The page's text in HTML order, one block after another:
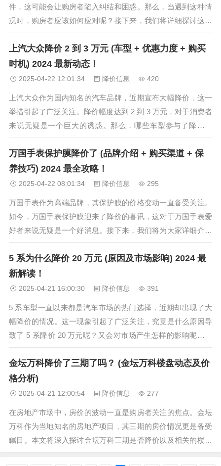
件，这可能会让购房者陷入纠结和困惑。那么，当遇到这种情
况时，购房者应该如何应对呢？接下来，我们将详细探讨这个
问题。 了解降价原因 购房者需要了解开发商降价 40 万的原
因。可能是市场行情变化、项目销售不佳、资金压力等因素导
致。通过了解降价原...
上汽大众降价 2 到 3 万元 (车型 + 优惠力度 + 购买
时机) 2024 最新动态！
2025-04-22 12:01:34 降价信息 420
上汽大众作为国内知名的汽车品牌，近期宣布大幅降价，这一
举措引起了广泛关注。降价幅度达到 2 到 3 万元，对于消费者
来说无疑是一个巨大的诱惑。那么，哪些车型参与了降价活
动？具体的优惠力度有多大？现在购买是否是最佳时机？本文
将为你一一解答。 车型方面： 上汽大众旗下的多款车型都参
与了此次降价活动，包...
万国手表保护膜降价了 (品牌介绍 + 购买渠道 + 保
养技巧) 2024 最全攻略！
2025-04-22 08:01:34 降价信息 295
万国手表作为高端品牌，其保护膜的价格变动一直备受关注。
如今，万国手表保护膜迎来了降价的喜讯，这对于万国手表爱
好者来说无疑是一个好消息。接下来，我们将为大家详细介绍
万国手表保护膜降价的相关信息，包括品牌介绍、购买渠道以
及保养技巧等。 万国手表品牌介绍 万国表（International Watc
h...
5 系为什么降价 20 万元 (原因及市场影响) 2024 最
新解读！
2025-04-21 16:00:30 降价信息 391
5 系车型一直以来都是汽车市场的热门选择，近期却出现了大
幅降价的情况。这一现象引起了广泛关注，究竟是什么原因导
致了 5 系降价 20 万元呢？又会对市场产生怎样的影响呢？让
我们一起来深入探讨。 一、市场竞争压力 （导致 5 系降价 20
万元的主要因素之一） 随着汽车市场的不断发展，各大品牌之
间的...
金坛万科降价了三期了吗？ (金坛万科楼盘动态及价
格分析)
2025-04-21 12:00:54 降价信息 277
在房地产市场中，房价的波动一直是购房者关注的焦点。金坛
万科作为当地知名的房地产项目，其三期的房价情况更是备受
瞩目。本文将深入探讨金坛万科三期是否降价以及相关的楼盘